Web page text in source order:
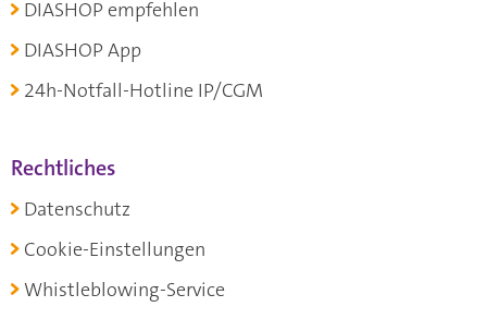
DIASHOP empfehlen
DIASHOP App
24h-Notfall-Hotline IP/CGM
Rechtliches
Datenschutz
Cookie-Einstellungen
Whistleblowing-Service